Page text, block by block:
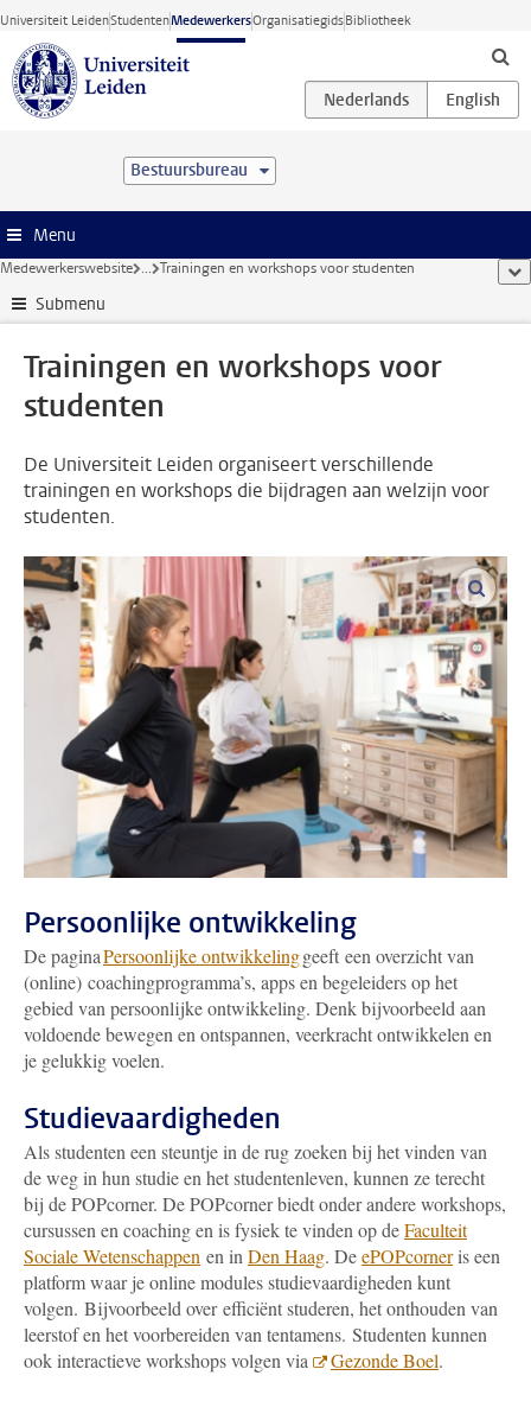
Ga direct naar de inhoud
Universiteit LeidenStudentenMedewerkersOrganisatiegidsBibliotheek
Bestuursbureau
Menu
Medewerkerswebsite ... Trainingen en workshops voor studenten
Submenu
Trainingen en workshops voor
studenten
De Universiteit Leiden organiseert verschillende
trainingen en workshops die bijdragen aan welzijn voor
studenten.
Persoonlijke ontwikkeling
De paginaPersoonlijke ontwikkelinggeeft een overzicht van
(online) coachingprogramma’s, apps en begeleiders op het
gebied van persoonlijke ontwikkeling. Denk bijvoorbeeld aan
voldoende bewegen en ontspannen, veerkracht ontwikkelen en
je gelukkig voelen.
Studievaardigheden
Als studenten een steuntje in de rug zoeken bij het vinden van
de weg in hun studie en het studentenleven, kunnen ze terecht
bij de POPcorner. De POPcorner biedt onder andere workshops,
cursussen en coaching en is fysiek te vinden op deFaculteit
Sociale Wetenschappen en in Den Haag. DeePOPcorneris een
platform waar je online modules studievaardigheden kunt
volgen. Bijvoorbeeld over efficiënt studeren, het onthouden van
leerstof en het voorbereiden van tentamens. Studenten kunnen
ook interactieve workshops volgen via
Gezonde Boel.